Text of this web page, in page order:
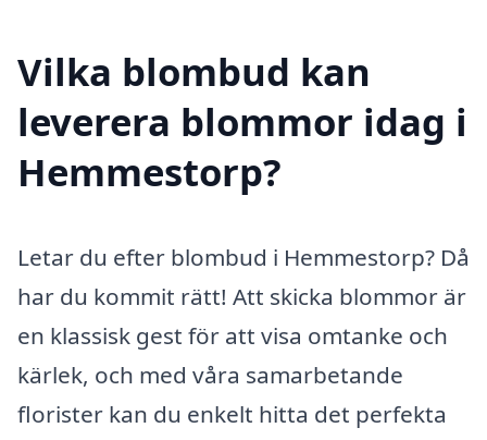
Vilka blombud kan
leverera blommor idag i
Hemmestorp?
Letar du efter blombud i Hemmestorp? Då
har du kommit rätt! Att skicka blommor är
en klassisk gest för att visa omtanke och
kärlek, och med våra samarbetande
florister kan du enkelt hitta det perfekta